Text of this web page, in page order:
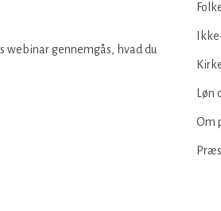
webinar gennemgås, hvad du
Om